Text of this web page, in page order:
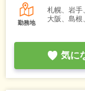
勤務地
札幌、岩手
大阪、島
気に